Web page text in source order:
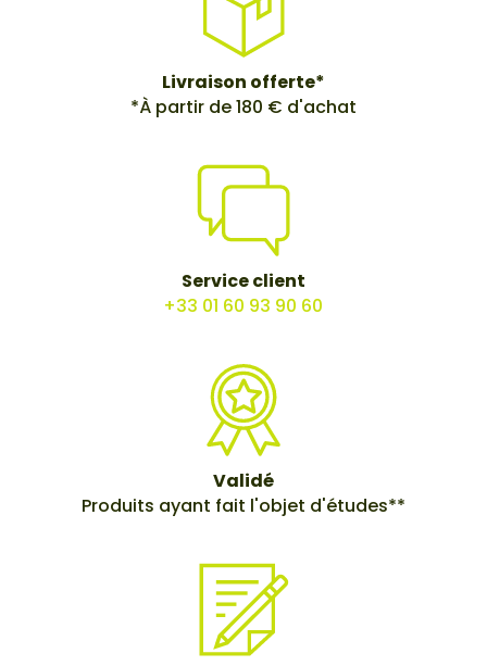
Livraison offerte*
*À partir de 180 € d'achat
Service client
+33 01 60 93 90 60
Validé
Produits ayant fait l'objet d'études**